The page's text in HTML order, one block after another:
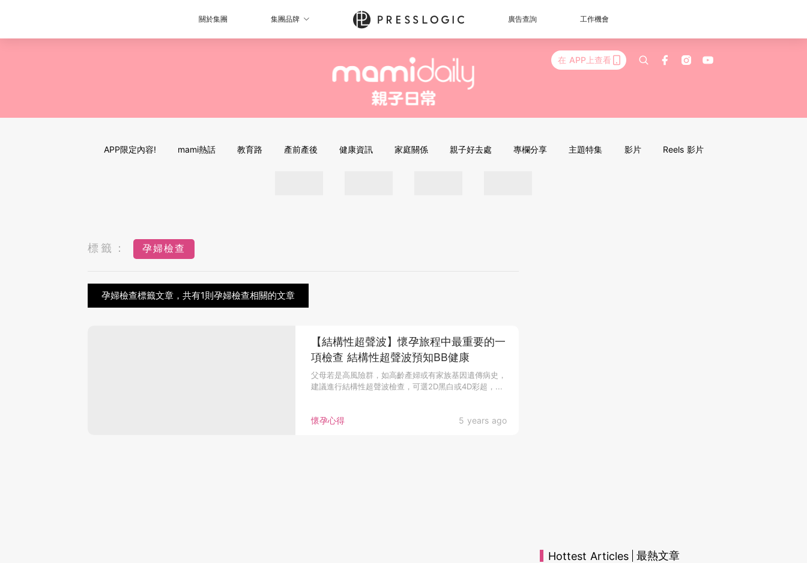
關於集團 集團品牌 廣告查詢 工作機會
在 APP上查看
APP限定內容! mami熱話 教育路 產前產後 健康資訊 家庭關係 親子好去處 專欄分享 主題特集 影片 Reels 影片
標籤： 孕婦檢查
孕婦檢查標籤文章，共有1則孕婦檢查相關的文章
懷孕心得 5 years ago
【結構性超聲波】懷孕旅程中最重要的一
項檢查 結構性超聲波預知BB健康
父母若是高風險群，如高齡產婦或有家族基因遺傳病史，
建議進行結構性超聲波檢查，可選2D黑白或4D彩超，...
Hottest Articles 最熱文章